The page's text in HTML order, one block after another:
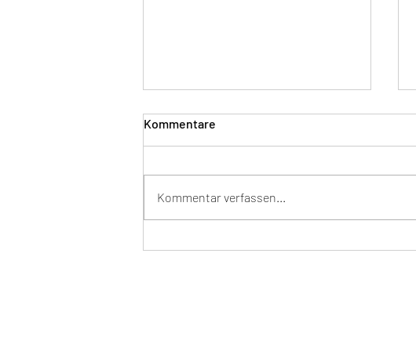
Personal Portrats!
Kommentare
Kommentar verfassen...